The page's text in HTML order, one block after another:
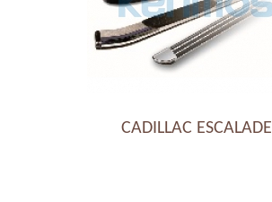
CADILLAC ESCALADE